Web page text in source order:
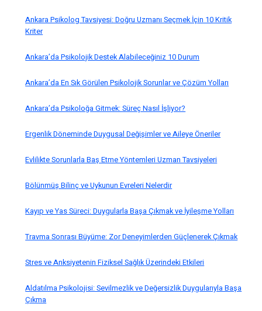
Ankara Psikolog Tavsiyesi: Doğru Uzmanı Seçmek İçin 10 Kritik
Kriter
Ankara’da Psikolojik Destek Alabileceğiniz 10 Durum
Ankara’da En Sık Görülen Psikolojik Sorunlar ve Çözüm Yolları
Ankara’da Psikoloğa Gitmek: Süreç Nasıl İşliyor?
Ergenlik Döneminde Duygusal Değişimler ve Aileye Öneriler
Evlilikte Sorunlarla Baş Etme Yöntemleri Uzman Tavsiyeleri
Bölünmüş Bilinç ve Uykunun Evreleri Nelerdir
Kayıp ve Yas Süreci: Duygularla Başa Çıkmak ve İyileşme Yolları
Travma Sonrası Büyüme: Zor Deneyimlerden Güçlenerek Çıkmak
Stres ve Anksiyetenin Fiziksel Sağlık Üzerindeki Etkileri
Aldatılma Psikolojisi: Sevilmezlik ve Değersizlik Duygularıyla Başa
Çıkma